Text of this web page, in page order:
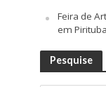
Feira de
em
Pesquise